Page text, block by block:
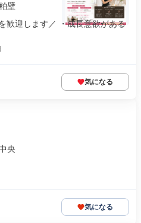
壁
歓迎します／ ・成長意欲がある
気になる
央
気になる